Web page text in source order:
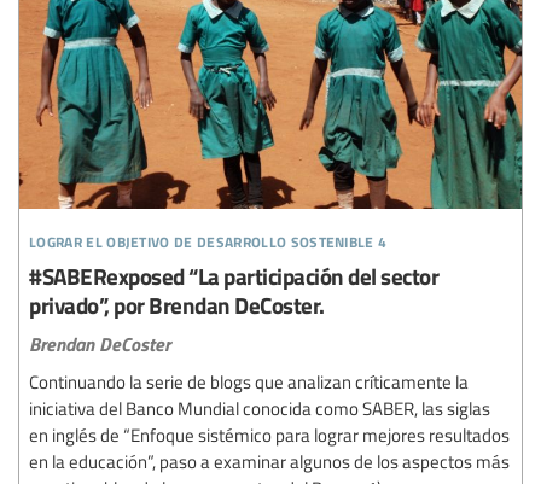
lograr el objetivo de desarrollo sostenible 4
#SABERexposed “La participación del sector
privado”, por Brendan DeCoster.
Brendan DeCoster
Continuando la serie de blogs que analizan críticamente la
iniciativa del Banco Mundial conocida como SABER, las siglas
en inglés de “Enfoque sistémico para lograr mejores resultados
en la educación”, paso a examinar algunos de los aspectos más